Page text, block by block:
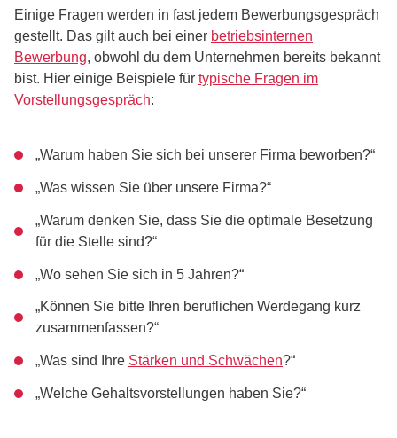
Einige Fragen werden in fast jedem Bewerbungsgespräch
gestellt. Das gilt auch bei einer betriebsinternen
Bewerbung, obwohl du dem Unternehmen bereits bekannt
bist. Hier einige Beispiele für typische Fragen im
Vorstellungsgespräch:
„Warum haben Sie sich bei unserer Firma beworben?“
„Was wissen Sie über unsere Firma?“
„Warum denken Sie, dass Sie die optimale Besetzung
für die Stelle sind?“
„Wo sehen Sie sich in 5 Jahren?“
„Können Sie bitte Ihren beruflichen Werdegang kurz
zusammenfassen?“
„Was sind Ihre Stärken und Schwächen?“
„Welche Gehaltsvorstellungen haben Sie?“